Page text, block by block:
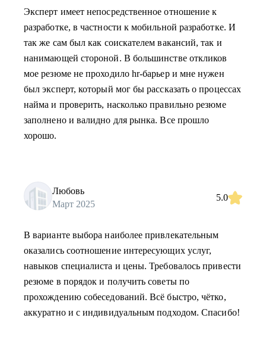
Эксперт имеет непосредственное отношение к
разработке, в частности к мобильной разработке. И
так же сам был как соискателем вакансий, так и
нанимающей стороной. В большинстве откликов
мое резюме не проходило hr-барьер и мне нужен
был эксперт, который мог бы рассказать о процессах
найма и проверить, насколько правильно резюме
заполнено и валидно для рынка. Все прошло
хорошо.
Любовь
Март 2025
5.0
В варианте выбора наиболее привлекательным
оказались соотношение интересующих услуг,
навыков специалиста и цены. Требовалось привести
резюме в порядок и получить советы по
прохождению собеседований. Всё быстро, чётко,
аккуратно и с индивидуальным подходом. Спасибо!